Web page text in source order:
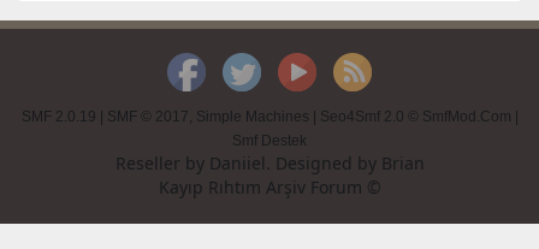
SMF 2.0.19 SMF © 2017, Simple Machines Seo4Smf 2.0 © SmfMod.Com
Smf Destek
Reseller by Daniiel. Designed by Brian
Kayıp Rıhtım Arşiv Forum ©